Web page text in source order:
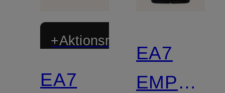
+Aktionsrabatt
EA7
EA7